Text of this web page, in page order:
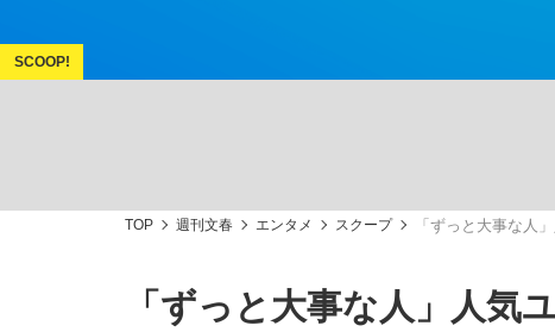
「キオクシアの投資の桁は一つ多くてもいい
私のあのとき、私のいま
TOP 週刊文春 エンタメ スクープ 「ずっと大事な人
「ずっと大事な人」人気